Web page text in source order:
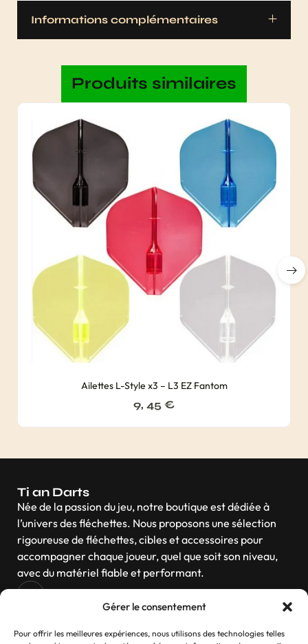
Gérer le consentement
Pour offrir les meilleures expériences, nous utilisons des technologies telles
Informations complémentaires
Produits similaires
Ailettes L-Style x3 – L3 EZ Fantom
9, 45 €
Ti an Darts
Née de la passion du jeu, notre boutique est dédiée à
l’univers des fléchettes. Nous proposons une sélection
rigoureuse de fléchettes, cibles et accessoires pour
accompagner chaque joueur, quel que soit son niveau,
avec du matériel fiable et performant.
Navigation